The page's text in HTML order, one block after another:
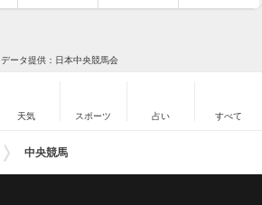
データ提供：日本中央競馬会
天気 スポーツ 占い すべて
中央競馬